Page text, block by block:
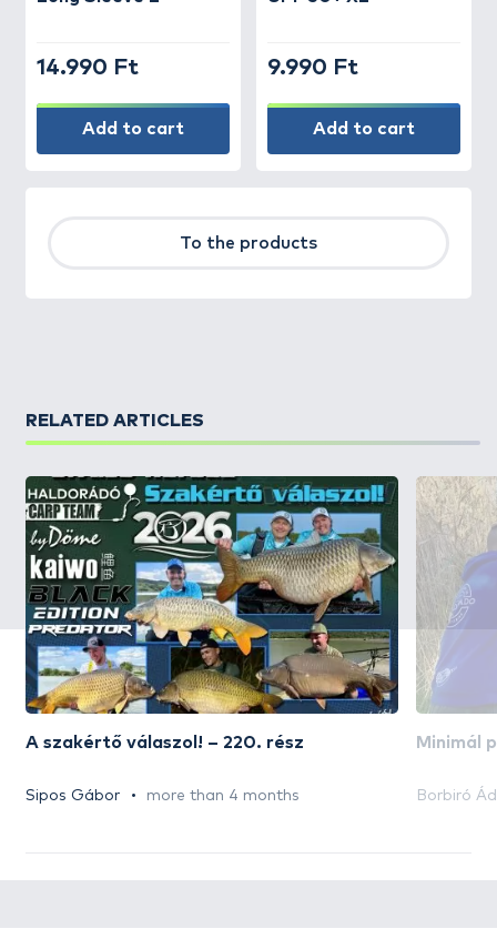
14.990 Ft
Add to cart
9.990 Ft
Add to cart
To the products
RELATED ARTICLES
A szakértő válaszol! – 220. rész
Sipos Gábor more than 4 months
Minimál
Borbiró